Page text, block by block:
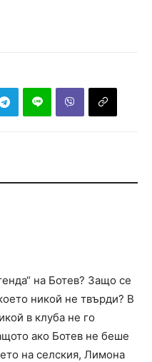
на Ботев? Защо се
никой не твърди? В
в клуба не го
ако Ботев не беше
на селския, Лимона